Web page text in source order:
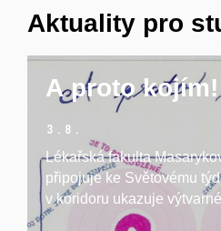
Aktuality pro
A proto kojím!
3. 8.
Lékařská fakulta
připojuje ke Světovému
v koridoru ukazuje